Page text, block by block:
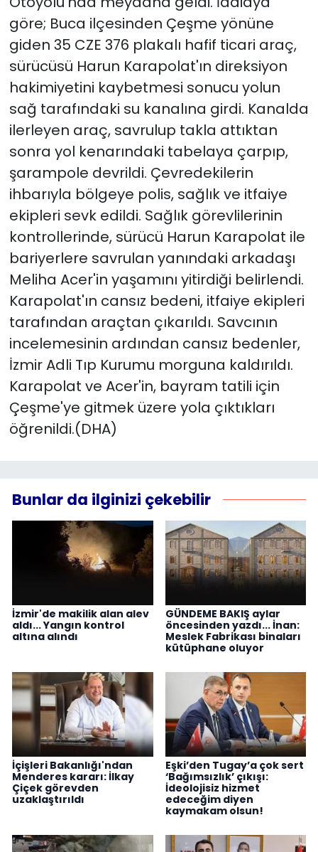
göre; Buca ilçesinden Çeşme yönüne
giden 35 CZE 376 plakalı hafif ticari araç,
sürücüsü Harun Karapolat'ın direksiyon
hakimiyetini kaybetmesi sonucu yolun
sağ tarafındaki su kanalına girdi. Kanalda
ilerleyen araç, savrulup takla attıktan
sonra yol kenarındaki tabelaya çarpıp,
şarampole devrildi. Çevredekilerin
ihbarıyla bölgeye polis, sağlık ve itfaiye
ekipleri sevk edildi. Sağlık görevlilerinin
kontrollerinde, sürücü Harun Karapolat ile
bariyerlere savrulan yanındaki arkadaşı
Meliha Acer'in yaşamını yitirdiği belirlendi.
Karapolat'ın cansız bedeni, itfaiye ekipleri
tarafından araçtan çıkarıldı. Savcının
incelemesinin ardından cansız bedenler,
İzmir Adli Tıp Kurumu morguna kaldırıldı.
Karapolat ve Acer'in, bayram tatili için
Çeşme'ye gitmek üzere yola çıktıkları
öğrenildi.(DHA)
Bunlar da ilginizi çekebilir
İzmir'de makilik alan alev
aldı... Yangın kontrol
altına alındı
GÜNDEME BAKIŞ aylar
öncesinden yazdı... İnan:
Meslek Fabrikası binaları
kütüphane oluyor
İçişleri Bakanlığı'ndan
Menderes kararı: İlkay
Çiçek görevden
uzaklaştırıldı
Eşki’den Tugay’a çok sert
‘Bağımsızlık’ çıkışı:
İdeolojisiz hizmet
edeceğim diyen
kaymakam olsun!